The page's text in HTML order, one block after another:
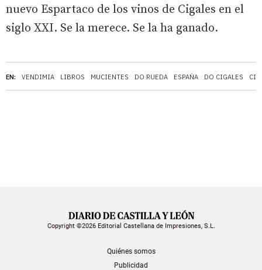
EN: VENDIMIA LIBROS MUCIENTES DO RUEDA ESPAÑA DO CIGALES
nuevo Espartaco de los vinos de Cigales en el
siglo XXI. Se la merece. Se la ha ganado.
Copyright ©2026 Editorial Castellana de Impresiones, S.L.
Quiénes somos
Publicidad